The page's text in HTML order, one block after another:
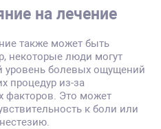
на лечение
также может быть
некоторые люди могут
уровень болевых ощущений
процедур из-за
факторов. Это может
к боли или